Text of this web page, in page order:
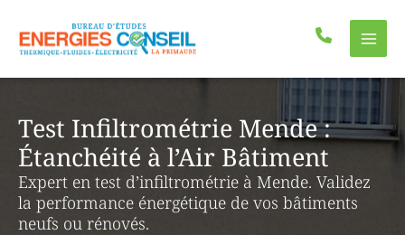
contenu
Test Infiltrométrie Mende :
Étanchéité à l’Air Bâtiment
Expert en test d’infiltrométrie à Mende. Validez
la performance énergétique de vos bâtiments
neufs ou rénovés.